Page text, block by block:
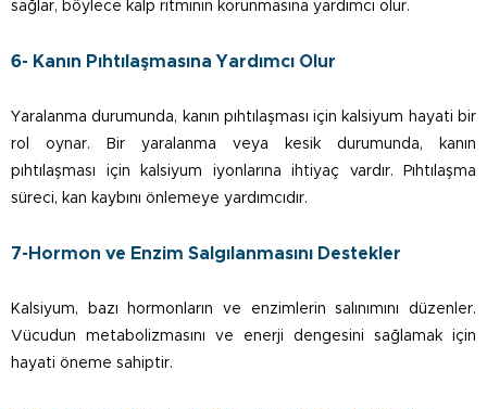
sağlar, böylece kalp ritminin korunmasına yardımcı olur.
6- Kanın Pıhtılaşmasına Yardımcı Olur
Yaralanma durumunda, kanın pıhtılaşması için kalsiyum hayati bir
rol oynar. Bir yaralanma veya kesik durumunda, kanın
pıhtılaşması için kalsiyum iyonlarına ihtiyaç vardır. Pıhtılaşma
süreci, kan kaybını önlemeye yardımcıdır.
7-Hormon ve Enzim Salgılanmasını Destekler
Kalsiyum, bazı hormonların ve enzimlerin salınımını düzenler.
Vücudun metabolizmasını ve enerji dengesini sağlamak için
hayati öneme sahiptir.